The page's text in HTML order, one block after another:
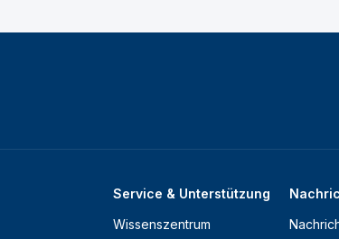
Service & Unterstützung
Wissenszentrum